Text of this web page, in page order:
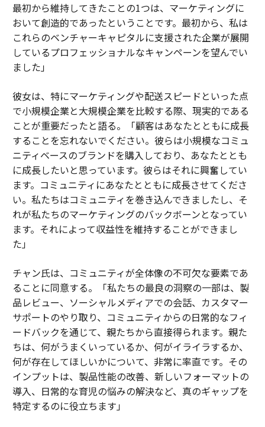
最初から維持してきたことの1つは、マーケティングに
おいて創造的であったということです。最初から、私は
これらのベンチャーキャピタルに支援された企業が展開
しているプロフェッショナルなキャンペーンを望んでい
ました」
彼女は、特にマーケティングや配送スピードといった点
で小規模企業と大規模企業を比較する際、現実的である
ことが重要だったと語る。「顧客はあなたとともに成長
することを忘れないでください。彼らは小規模なコミュ
ニティベースのブランドを購入しており、あなたととも
に成長したいと思っています。彼らはそれに興奮してい
ます。コミュニティにあなたとともに成長させてくださ
い。私たちはコミュニティを巻き込んできましたし、そ
れが私たちのマーケティングのバックボーンとなってい
ます。それによって収益性を維持することができまし
た」
チャン氏は、コミュニティが全体像の不可欠な要素であ
ることに同意する。「私たちの最良の洞察の一部は、製
品レビュー、ソーシャルメディアでの会話、カスタマー
サポートのやり取り、コミュニティからの日常的なフィ
ードバックを通じて、親たちから直接得られます。親た
ちは、何がうまくいっているか、何がイライラするか、
何が存在してほしいかについて、非常に率直です。その
インプットは、製品性能の改善、新しいフォーマットの
導入、日常的な育児の悩みの解決など、真のギャップを
特定するのに役立ちます」